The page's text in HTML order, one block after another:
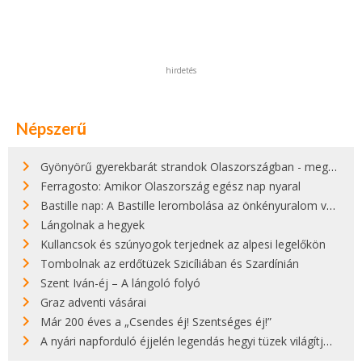
hirdetés
Népszerű
Gyönyörű gyerekbarát strandok Olaszországban - megmutatjuk a 15 legjobbat
Ferragosto: Amikor Olaszország egész nap nyaral
Bastille nap: A Bastille lerombolása az önkényuralom végét jelentette
Lángolnak a hegyek
Kullancsok és szúnyogok terjednek az alpesi legelőkön
Tombolnak az erdőtüzek Szicíliában és Szardínián
Szent Iván-éj – A lángoló folyó
Graz adventi vásárai
Már 200 éves a „Csendes éj! Szentséges éj!”
A nyári napforduló éjjelén legendás hegyi tüzek világítják meg Zugspitzét